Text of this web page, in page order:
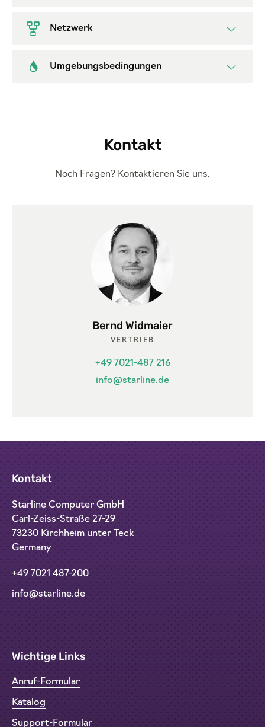
Netzwerk
Umgebungsbedingungen
Kontakt
Noch Fragen? Kontaktieren Sie uns.
Bernd Widmaier
VERTRIEB
+49 7021-487 216
info@starline.de
Kontakt
Starline Computer GmbH
Carl-Zeiss-Straße 27-29
73230 Kirchheim unter Teck
Germany
+49 7021 487-200
info@starline.de
Wichtige Links
Anruf-Formular
Katalog
Support-Formular